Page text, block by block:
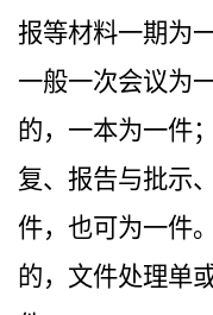
报等材料一期为
一般一次会议为
的，一本为一件
复、报告与批示
件，也可为一件
的，文件处理单